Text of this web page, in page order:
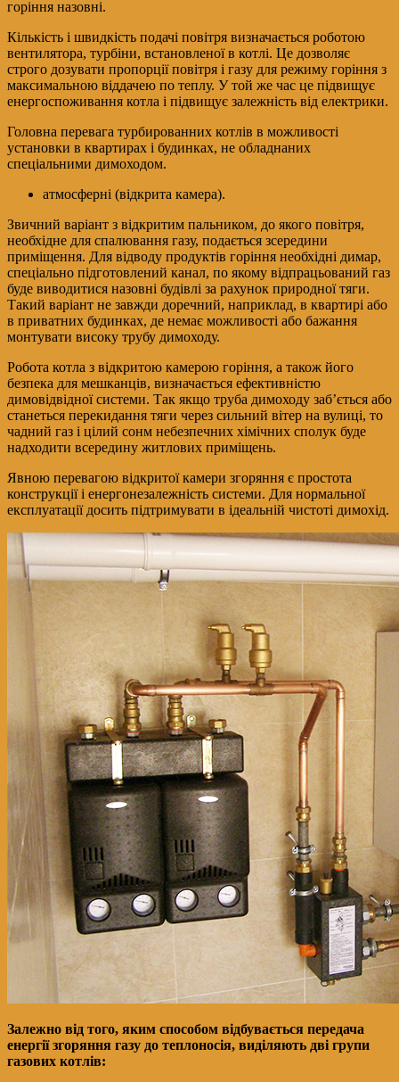
горіння назовні.
Кількість і швидкість подачі повітря визначається роботою
вентилятора, турбіни, встановленої в котлі. Це дозволяє
строго дозувати пропорції повітря і газу для режиму горіння з
максимальною віддачею по теплу. У той же час це підвищує
енергоспоживання котла і підвищує залежність від електрики.
Головна перевага турбированних котлів в можливості
установки в квартирах і будинках, не обладнаних
спеціальними димоходом.
атмосферні (відкрита камера).
Звичний варіант з відкритим пальником, до якого повітря,
необхідне для спалювання газу, подається зсередини
приміщення. Для відводу продуктів горіння необхідні димар,
спеціально підготовлений канал, по якому відпрацьований газ
буде виводитися назовні будівлі за рахунок природної тяги.
Такий варіант не завжди доречний, наприклад, в квартирі або
в приватних будинках, де немає можливості або бажання
монтувати високу трубу димоходу.
Робота котла з відкритою камерою горіння, а також його
безпека для мешканців, визначається ефективністю
димовідвідної системи. Так якщо труба димоходу заб’ється або
станеться перекидання тяги через сильний вітер на вулиці, то
чадний газ і цілий сонм небезпечних хімічних сполук буде
надходити всередину житлових приміщень.
Явною перевагою відкритої камери згоряння є простота
конструкції і енергонезалежність системи. Для нормальної
експлуатації досить підтримувати в ідеальній чистоті димохід.
Залежно від того, яким способом відбувається передача
енергії згоряння газу до теплоносія, виділяють дві групи
газових котлів: